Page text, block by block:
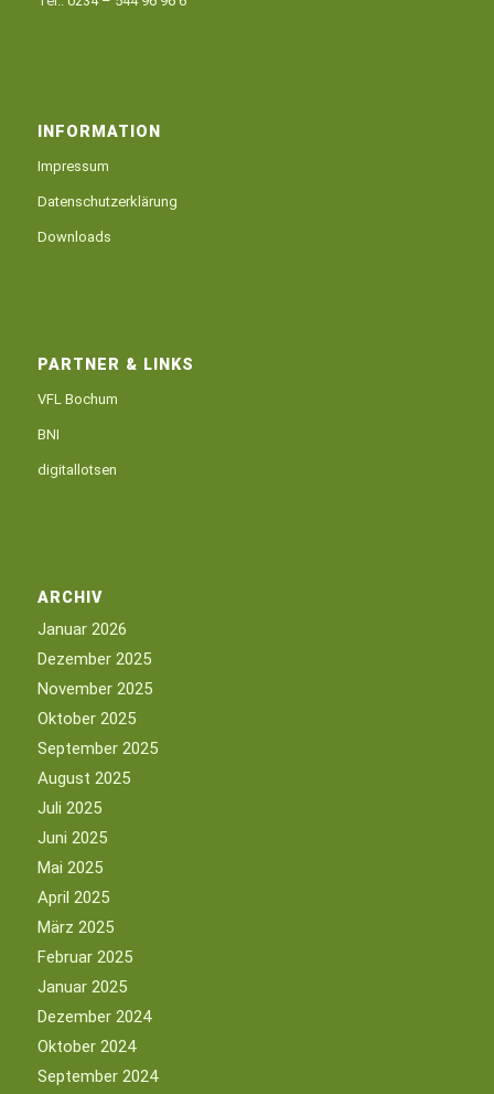
INFORMATION
Impressum
Datenschutzerklärung
Downloads
PARTNER & LINKS
VFL Bochum
BNI
digitallotsen
ARCHIV
Januar 2026
Dezember 2025
November 2025
Oktober 2025
September 2025
August 2025
Juli 2025
Juni 2025
Mai 2025
April 2025
März 2025
Februar 2025
Januar 2025
Dezember 2024
Oktober 2024
September 2024